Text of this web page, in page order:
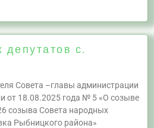
с.
Совета –главы администрации
от 18.08.2025 года № 5 «О созыве
созыва Совета народных
Рыбницкого района»